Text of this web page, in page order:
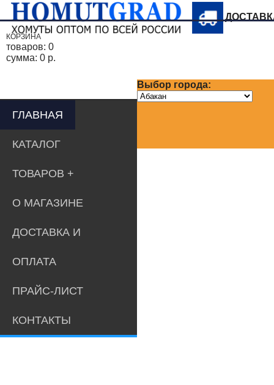
Выбор города:
КОРЗИНА
товаров: 0
сумма: 0 р.
ГЛАВНАЯ
КАТАЛОГ
ТОВАРОВ
О МАГАЗИНЕ
ДОСТАВКА И
ОПЛАТА
ПРАЙС-ЛИСТ
КОНТАКТЫ